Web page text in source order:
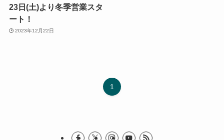
23日(土)より冬季営業スタ
ート！
2023年12月22日
1